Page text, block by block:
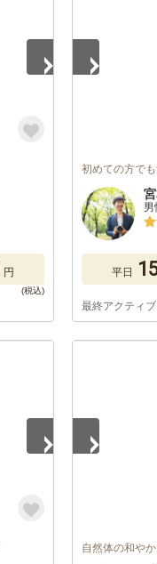
円
初めての方で
平日
最終アクティ
自然体の和や